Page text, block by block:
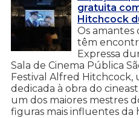
gratuita
Hitchcock
Os amantes
têm
Expressa
Sala de Cinema Pública
Festival Alfred Hitchcock,
dedicada à obra do
um dos maiores mestres
figuras mais influentes da